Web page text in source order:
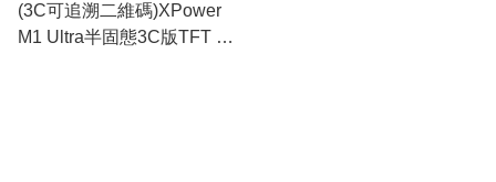
(3C可追溯二維碼)XPower
M1 Ultra半固態3C版TFT 彩